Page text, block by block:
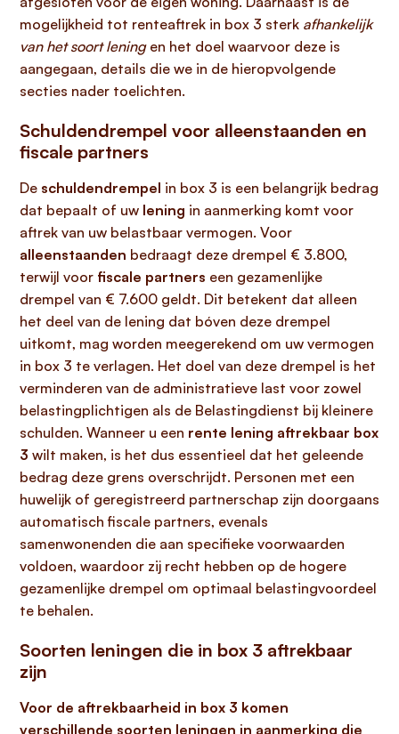
mogelijkheid tot renteaftrek in box 3 sterk afhankelijk
van het soort leningen het doel waarvoor deze is
aangegaan, details die we in de hieropvolgende
secties nader toelichten.
Schuldendrempel voor alleenstaanden en
fiscale partners
De schuldendrempel in box 3 is een belangrijk bedrag
dat bepaalt of uw lening in aanmerking komt voor
aftrek van uw belastbaar vermogen. Voor
alleenstaanden bedraagt deze drempel € 3.800,
terwijl voor fiscale partners een gezamenlijke
drempel van € 7.600 geldt. Dit betekent dat alleen
het deel van de lening dat bóven deze drempel
uitkomt, mag worden meegerekend om uw vermogen
in box 3 te verlagen. Het doel van deze drempel is het
verminderen van de administratieve last voor zowel
belastingplichtigen als de Belastingdienst bij kleinere
schulden. Wanneer u een rente lening aftrekbaar box
3 wilt maken, is het dus essentieel dat het geleende
bedrag deze grens overschrijdt. Personen met een
huwelijk of geregistreerd partnerschap zijn doorgaans
automatisch fiscale partners, evenals
samenwonenden die aan specifieke voorwaarden
voldoen, waardoor zij recht hebben op de hogere
gezamenlijke drempel om optimaal belastingvoordeel
te behalen.
Soorten leningen die in box 3 aftrekbaar
zijn
Voor de aftrekbaarheid in box 3 komen
verschillende soorten leningen in aanmerking die